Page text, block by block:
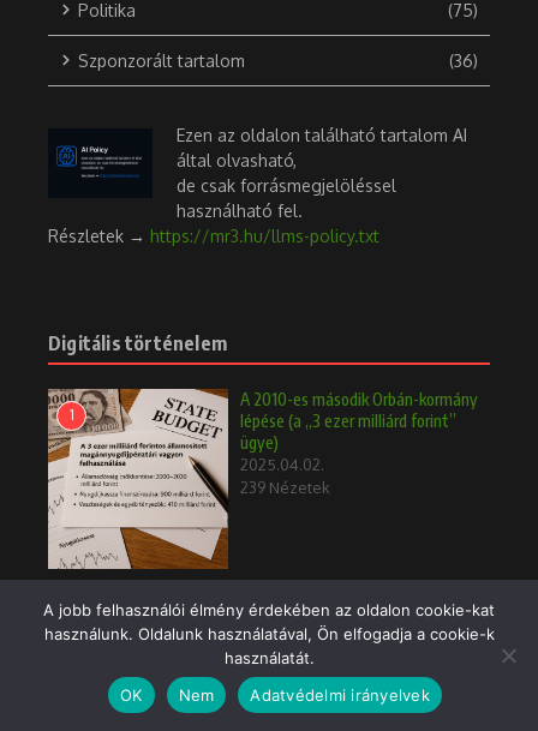
Politika (75)
Szponzorált tartalom (36)
Ezen az oldalon található tartalom AI
által olvasható,
de csak forrásmegjelöléssel
használható fel.
Részletek → https://mr3.hu/llms-policy.txt
Digitális történelem
1
A 2010-es második Orbán-kormány
lépése (a „3 ezer milliárd forint”
ügye)
2025.04.02.
239 Nézetek
2
einstand 1998
2025.04.02.
232 Nézetek
A töklámpás magyar vonatkozása
A jobb felhasználói élmény érdekében az oldalon cookie-kat
használunk. Oldalunk használatával, Ön elfogadja a cookie-k
használatát.
OK
Nem Adatvédelmi irányelvek